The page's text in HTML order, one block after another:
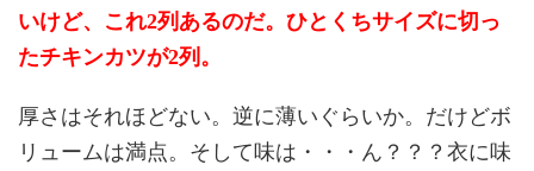
いけど、これ2列あるのだ。ひとくちサイズに切っ
たチキンカツが2列。
厚さはそれほどない。逆に薄いぐらいか。だけどボ
リュームは満点。そして味は・・・ん？？？衣に味